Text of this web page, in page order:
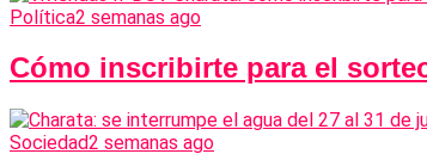
Política2 semanas ago
Cómo inscribirte para el
Sociedad2 semanas ago